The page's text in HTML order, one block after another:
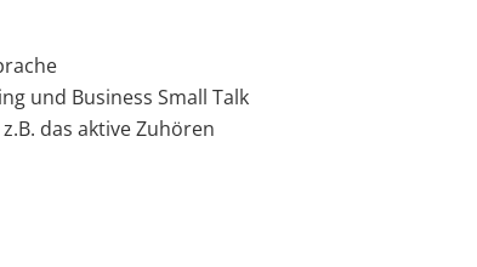
und Business Small Talk
das aktive Zuhören